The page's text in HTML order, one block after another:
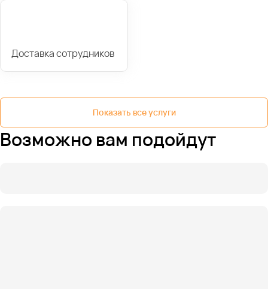
Доставка сотрудников
Показать все услуги
Возможно вам подойдут